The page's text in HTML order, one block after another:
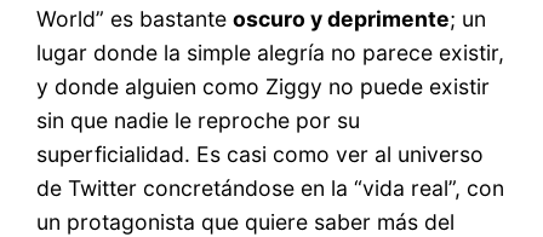
World” es bastanteoscuro y deprimente; un
lugar donde la simple alegría no parece existir,
y donde alguien como Ziggy no puede existir
sin que nadie le reproche por su
superficialidad. Es casi como ver al universo
de Twitter concretándose en la “vida real”, con
un protagonista que quiere saber más del